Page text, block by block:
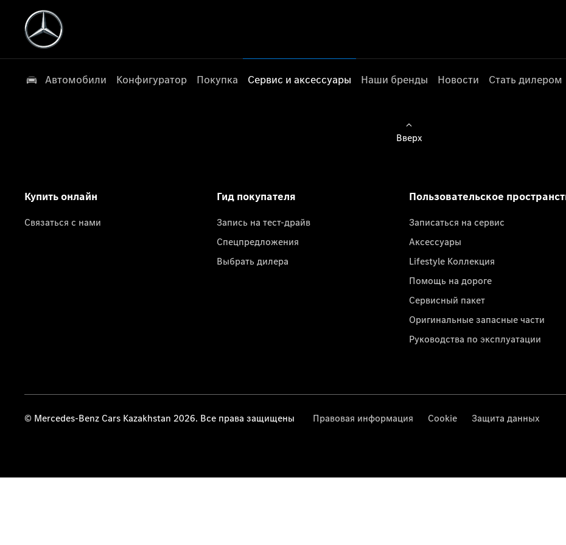
Автомобили Конфигуратор Покупка Сервис и аксессуары Наши бренды Новости Стать дилером
Вверх
Купить онлайн
Связаться с нами
Гид покупателя
Запись на тест-драйв
Спецпредложения
Выбрать дилера
Пользовательское
Записаться на сервис
Аксессуары
Lifestyle Коллекция
Помощь на дороге
Сервисный пакет
Оригинальные запасные части
Руководства по эксплуатации
© Mercedes-Benz Cars Kazakhstan 2026. Все права защищены Правовая информация Cookie Защита данных